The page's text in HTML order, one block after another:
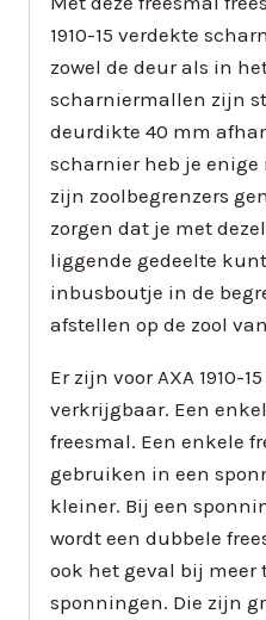
1910-15 verdekte
zowel de deur als in
scharniermallen zijn
deurdikte 40 mm
scharnier heb je enige
zijn zoolbegrenzers
zorgen dat je met
liggende gedeelte
inbusboutje in de
afstellen op de zool
Er zijn voor AXA 1910-
verkrijgbaar. Een
freesmal. Een enkele
gebruiken in een
kleiner. Bij een
wordt een dubbele
ook het geval bij meer
sponningen. Die zijn